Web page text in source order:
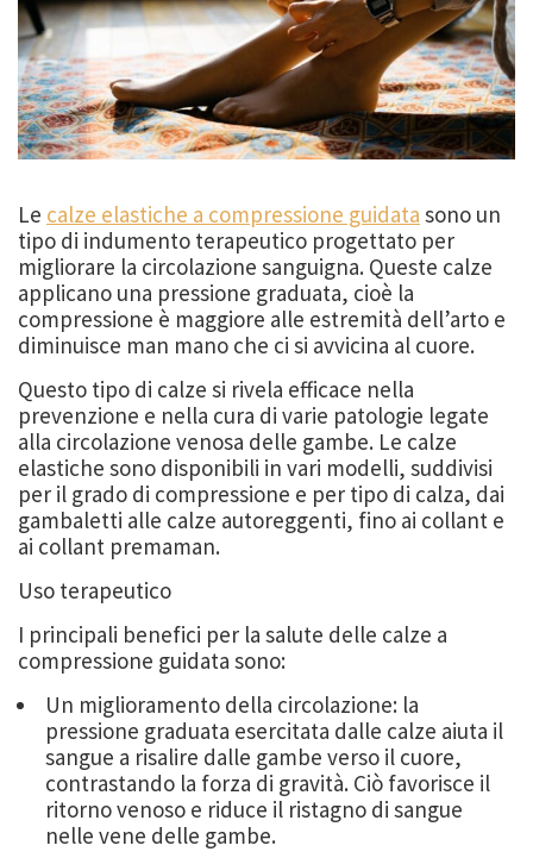
Le calze elastiche a compressione guidata sono un
tipo di indumento terapeutico progettato per
migliorare la circolazione sanguigna. Queste calze
applicano una pressione graduata, cioè la
compressione è maggiore alle estremità dell’arto e
diminuisce man mano che ci si avvicina al cuore.
Questo tipo di calze si rivela efficace nella
prevenzione e nella cura di varie patologie legate
alla circolazione venosa delle gambe. Le calze
elastiche sono disponibili in vari modelli, suddivisi
per il grado di compressione e per tipo di calza, dai
gambaletti alle calze autoreggenti, fino ai collant e
ai collant premaman.
Uso terapeutico
I principali benefici per la salute delle calze a
compressione guidata sono:
Un miglioramento della circolazione: la
pressione graduata esercitata dalle calze aiuta il
sangue a risalire dalle gambe verso il cuore,
contrastando la forza di gravità. Ciò favorisce il
ritorno venoso e riduce il ristagno di sangue
nelle vene delle gambe.